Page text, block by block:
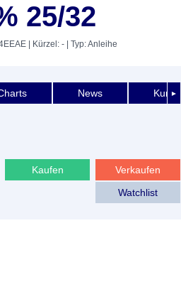
25/32
| Kürzel: - | Typ: Anleihe
►
News
Verkaufen
Kaufen
Watchlist